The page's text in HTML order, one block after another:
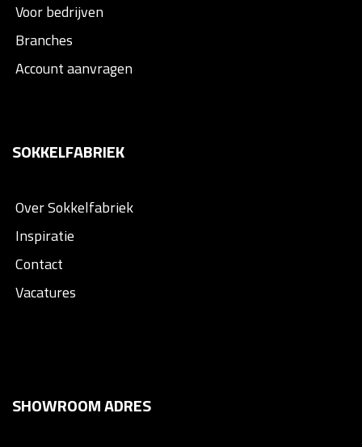
Voor bedrijven
Branches
Account aanvragen
SOKKELFABRIEK
Over Sokkelfabriek
Inspiratie
Contact
Vacatures
SHOWROOM ADRES